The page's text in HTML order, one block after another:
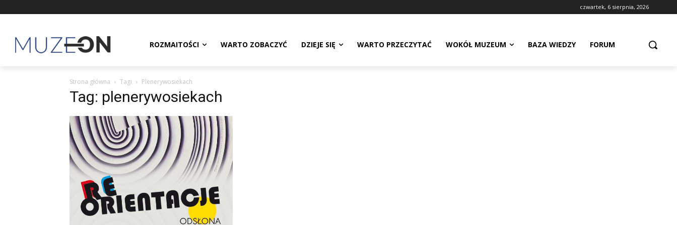
czwartek, 6 sierpnia, 2026
ROZMAITOŚCI WARTO ZOBACZYĆ DZIEJE SIĘ WARTO PRZECZYTAĆ WOKÓŁ MUZEUM BAZA WIEDZY FORUM
Strona główna Tagi Plenerywosiekach
Tag: plenerywosiekach